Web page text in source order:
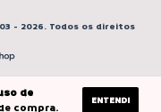
de
compra. ENTENDI
- 2026. Todos os direitos